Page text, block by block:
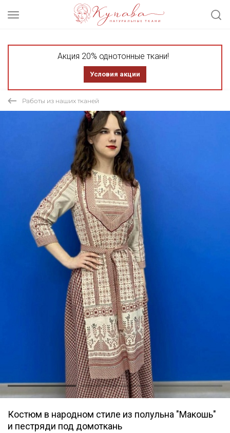
Акция 20% однотонные ткани!
Условия акции
Работы из наших тканей
Костюм в народном стиле из полульна "Макошь"
и пестряди под домоткань